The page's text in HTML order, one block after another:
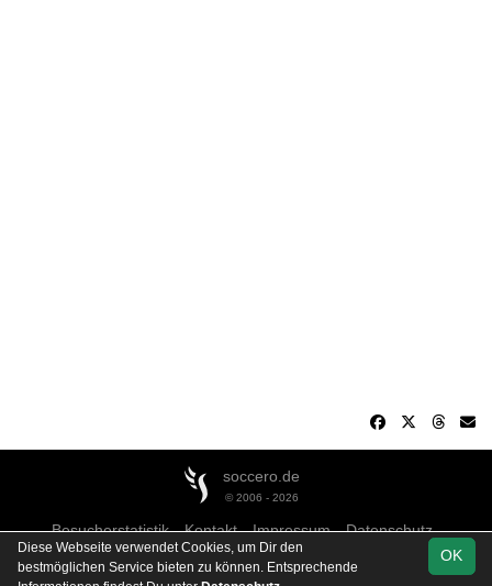
soccero.de
© 2006 - 2026
Besucherstatistik Kontakt Impressum
Datenschutz
OK
Diese Webseite verwendet Cookies, um Dir den
bestmöglichen Service bieten zu können. Entsprechende